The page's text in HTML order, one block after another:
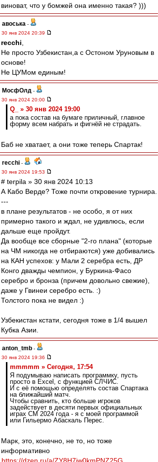
виноват, что у бомжей она именно такая? )))
авоська -
30 янв 2024 20:39
recchi
Не просто Узбекистан,а с Остоном Уруновым в
основе!
Не ЦУМом единым!
МосфОлд -
30 янв 2024 20:00
Q_ » 30 янв 2024 19:00
а пока состав на бумаге приличный, главное
форму всем набрать и фигнёй не страдать.
Баб не хватает, а они тоже теперь Спартак!
recchi -
30 янв 2024 19:53
# terpila » 30 янв 2024 10:13
А Кабо Верде? Тоже почти откровение турнира.
---
в плане результатов - не особо, я от них
примерно такого и ждал, не удивлюсь, если
дальше еще пройдут.
Да вообще все сборные "2-го плана" (которые
на ЧМ никогда не отбираются) уже добивались
на КАН успехов: у Мали 2 серебра есть, ДР
Конго дважды чемпион, у Буркина-Фасо
серебро и бронза (причем довольно свежие),
даже у Гвинеи серебро есть. :)
Толстого пока не видел :)
Узбекистан кстати, сегодня тоже в 1/4 вышел
Кубка Азии.
anton_tmb -
30 янв 2024 19:36
mmmmm » Сегодня, 17:54
Я подумываю написать программку, пусть
просто в Excel, с функцией СЛЧИС.
И с её помощью определять состав Спартака
на ближайший матч.
Чтобы сравнить, кто больше игроков
задействует в десяти первых официальных
играх СМ 2024 года - я с моей программой
или Гильермо Абаскаль Перес.
Марк, это, конечно, не то, но тоже
информативно